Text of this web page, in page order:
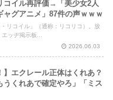
コイル再評価→「美少女2人
ャグアニメ」87件の声ｗｗｗ
リコイル」（通称：リコリコ）。放
ッヂ掲示板...
2026.06.03
】エクレール正体はくれあ？
くれあで確定やろ」「ミス